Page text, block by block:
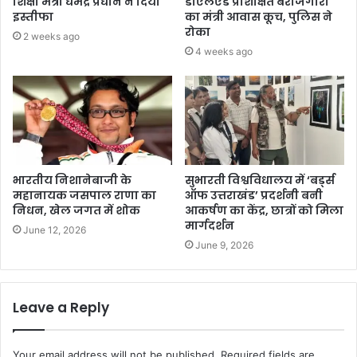
इस्तीफा
2 weeks ago
का मंत्री आवास कूच, पुलिस ने
रोका
4 weeks ago
भारतीय निशानेबाजी के
महानायक जसपाल राणा का
निधन, खेल जगत में शोक
June 12, 2026
सुभारती विश्वविधालय में ‘बर्ड्स
ऑफ उत्तराखंड’ प्रदर्शनी बनी
आकर्षण का केंद्र, छात्रों को मिला
मार्गदर्शन
June 9, 2026
Leave a Reply